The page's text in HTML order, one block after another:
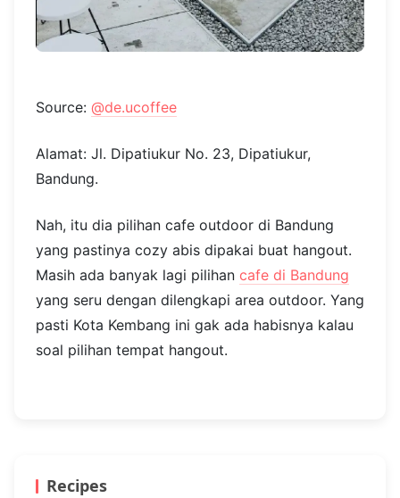
Source: @de.ucoffee
Alamat: Jl. Dipatiukur No. 23, Dipatiukur,
Bandung.
Nah, itu dia pilihan cafe outdoor di Bandung
yang pastinya cozy abis dipakai buat hangout.
Masih ada banyak lagi pilihan cafe di Bandung
yang seru dengan dilengkapi area outdoor. Yang
pasti Kota Kembang ini gak ada habisnya kalau
soal pilihan tempat hangout.
Recipes